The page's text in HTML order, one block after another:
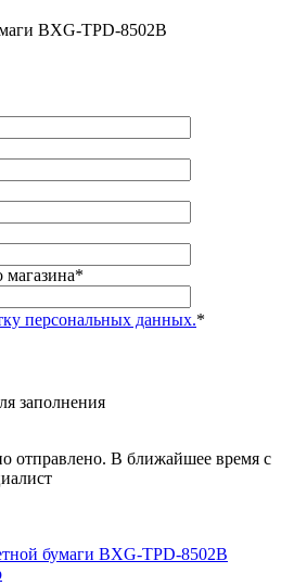
BXG-TPD-8502B
магазина*
персональных данных.*
заполнения
отправлено. В ближайшее время с